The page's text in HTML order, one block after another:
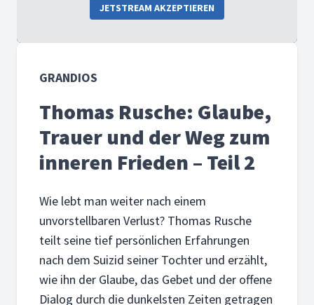
JETSTREAM AKZEPTIEREN
GRANDIOS
Thomas Rusche: Glaube,
Trauer und der Weg zum
inneren Frieden – Teil 2
Wie lebt man weiter nach einem
unvorstellbaren Verlust? Thomas Rusche
teilt seine tief persönlichen Erfahrungen
nach dem Suizid seiner Tochter und erzählt,
wie ihn der Glaube, das Gebet und der offene
Dialog durch die dunkelsten Zeiten getragen